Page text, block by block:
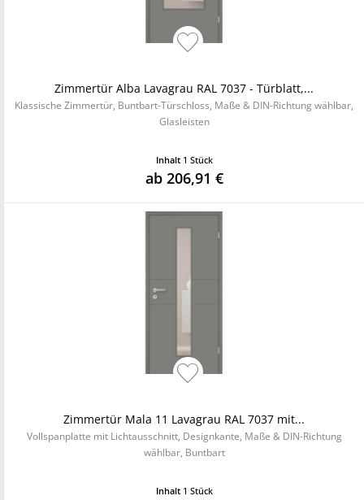
Zimmertür Alba Lavagrau RAL 7037 - Türblatt,...
Klassische Zimmertür, Buntbart-Türschloss, Maße & DIN-Richtung wählbar,
Glasleisten
Inhalt 1 Stück
ab 206,91 €
Zimmertür Mala 11 Lavagrau RAL 7037 mit...
Vollspanplatte mit Lichtausschnitt, Designkante, Maße & DIN-Richtung
wählbar, Buntbart
Inhalt 1 Stück